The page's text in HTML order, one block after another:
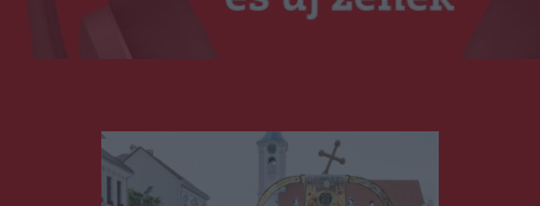
Podcast és videók
Stáb
Kapcsolat
RO